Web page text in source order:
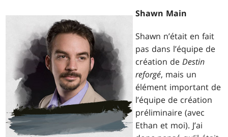
Shawn Main
Shawn n’était en fait
pas dans l’équipe de
création deDestin
reforgé, mais un
élément important de
l’équipe de création
préliminaire (avec
Ethan et moi). J’ai